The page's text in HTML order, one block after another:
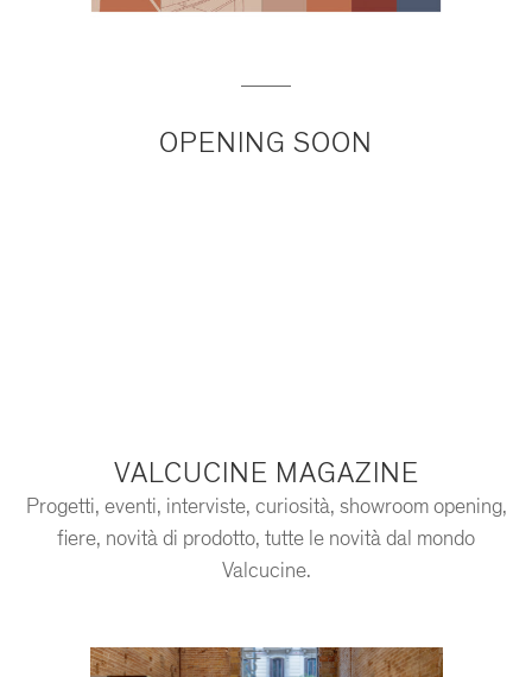
OPENING SOON
VALCUCINE MAGAZINE
Progetti, eventi, interviste, curiosità, showroom opening,
fiere, novità di prodotto, tutte le novità dal mondo
Valcucine.